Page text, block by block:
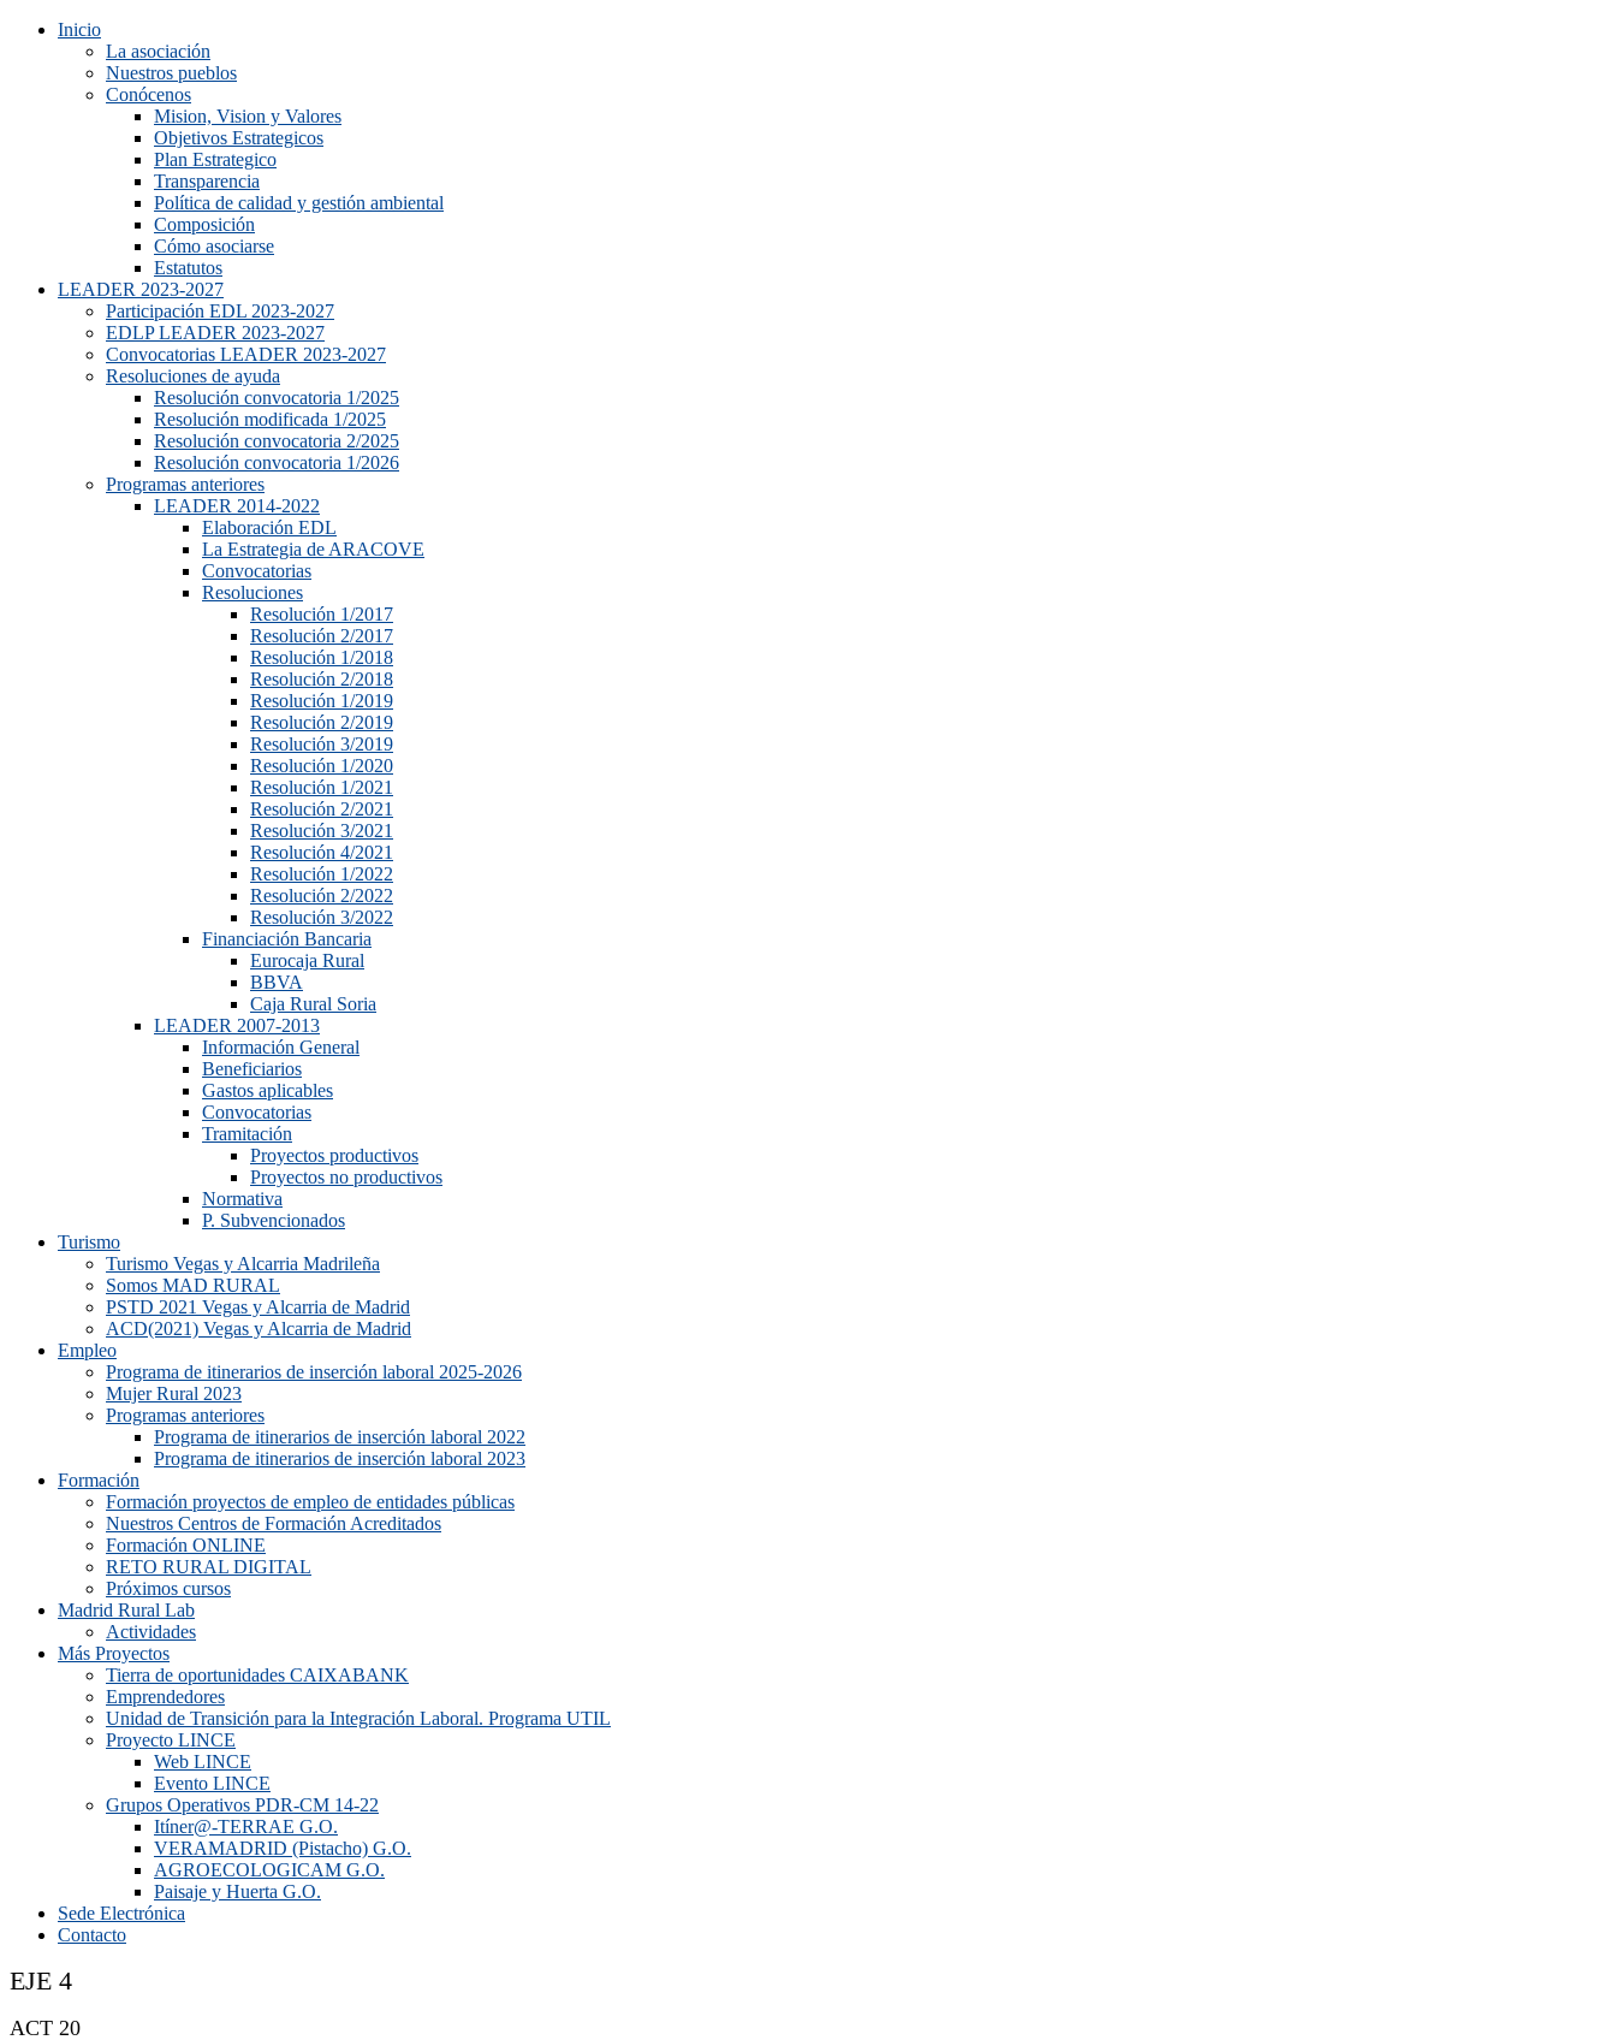
Inicio
La asociación
Nuestros pueblos
Conócenos
Mision, Vision y Valores
Objetivos Estrategicos
Plan Estrategico
Transparencia
Política de calidad y gestión ambiental
Composición
Cómo asociarse
Estatutos
LEADER 2023-2027
Participación EDL 2023-2027
EDLP LEADER 2023-2027
Convocatorias LEADER 2023-2027
Resoluciones de ayuda
Resolución convocatoria 1/2025
Resolución modificada 1/2025
Resolución convocatoria 2/2025
Resolución convocatoria 1/2026
Programas anteriores
LEADER 2014-2022
Elaboración EDL
La Estrategia de ARACOVE
Convocatorias
Resoluciones
Resolución 1/2017
Resolución 2/2017
Resolución 1/2018
Resolución 2/2018
Resolución 1/2019
Resolución 2/2019
Resolución 3/2019
Resolución 1/2020
Resolución 1/2021
Resolución 2/2021
Resolución 3/2021
Resolución 4/2021
Resolución 1/2022
Resolución 2/2022
Resolución 3/2022
Financiación Bancaria
Eurocaja Rural
BBVA
Caja Rural Soria
LEADER 2007-2013
Información General
Beneficiarios
Gastos aplicables
Convocatorias
Tramitación
Proyectos productivos
Proyectos no productivos
Normativa
P. Subvencionados
Turismo
Turismo Vegas y Alcarria Madrileña
Somos MAD RURAL
PSTD 2021 Vegas y Alcarria de Madrid
ACD(2021) Vegas y Alcarria de Madrid
Empleo
Programa de itinerarios de inserción laboral 2025-2026
Mujer Rural 2023
Programas anteriores
Programa de itinerarios de inserción laboral 2022
Programa de itinerarios de inserción laboral 2023
Formación
Formación proyectos de empleo de entidades públicas
Nuestros Centros de Formación Acreditados
Formación ONLINE
RETO RURAL DIGITAL
Próximos cursos
Madrid Rural Lab
Actividades
Más Proyectos
Tierra de oportunidades CAIXABANK
Emprendedores
Unidad de Transición para la Integración Laboral. Programa UTIL
Proyecto LINCE
Web LINCE
Evento LINCE
Grupos Operativos PDR-CM 14-22
Itíner@-TERRAE G.O.
VERAMADRID (Pistacho) G.O.
AGROECOLOGICAM G.O.
Paisaje y Huerta G.O.
Sede Electrónica
Contacto
EJE 4
ACT 20